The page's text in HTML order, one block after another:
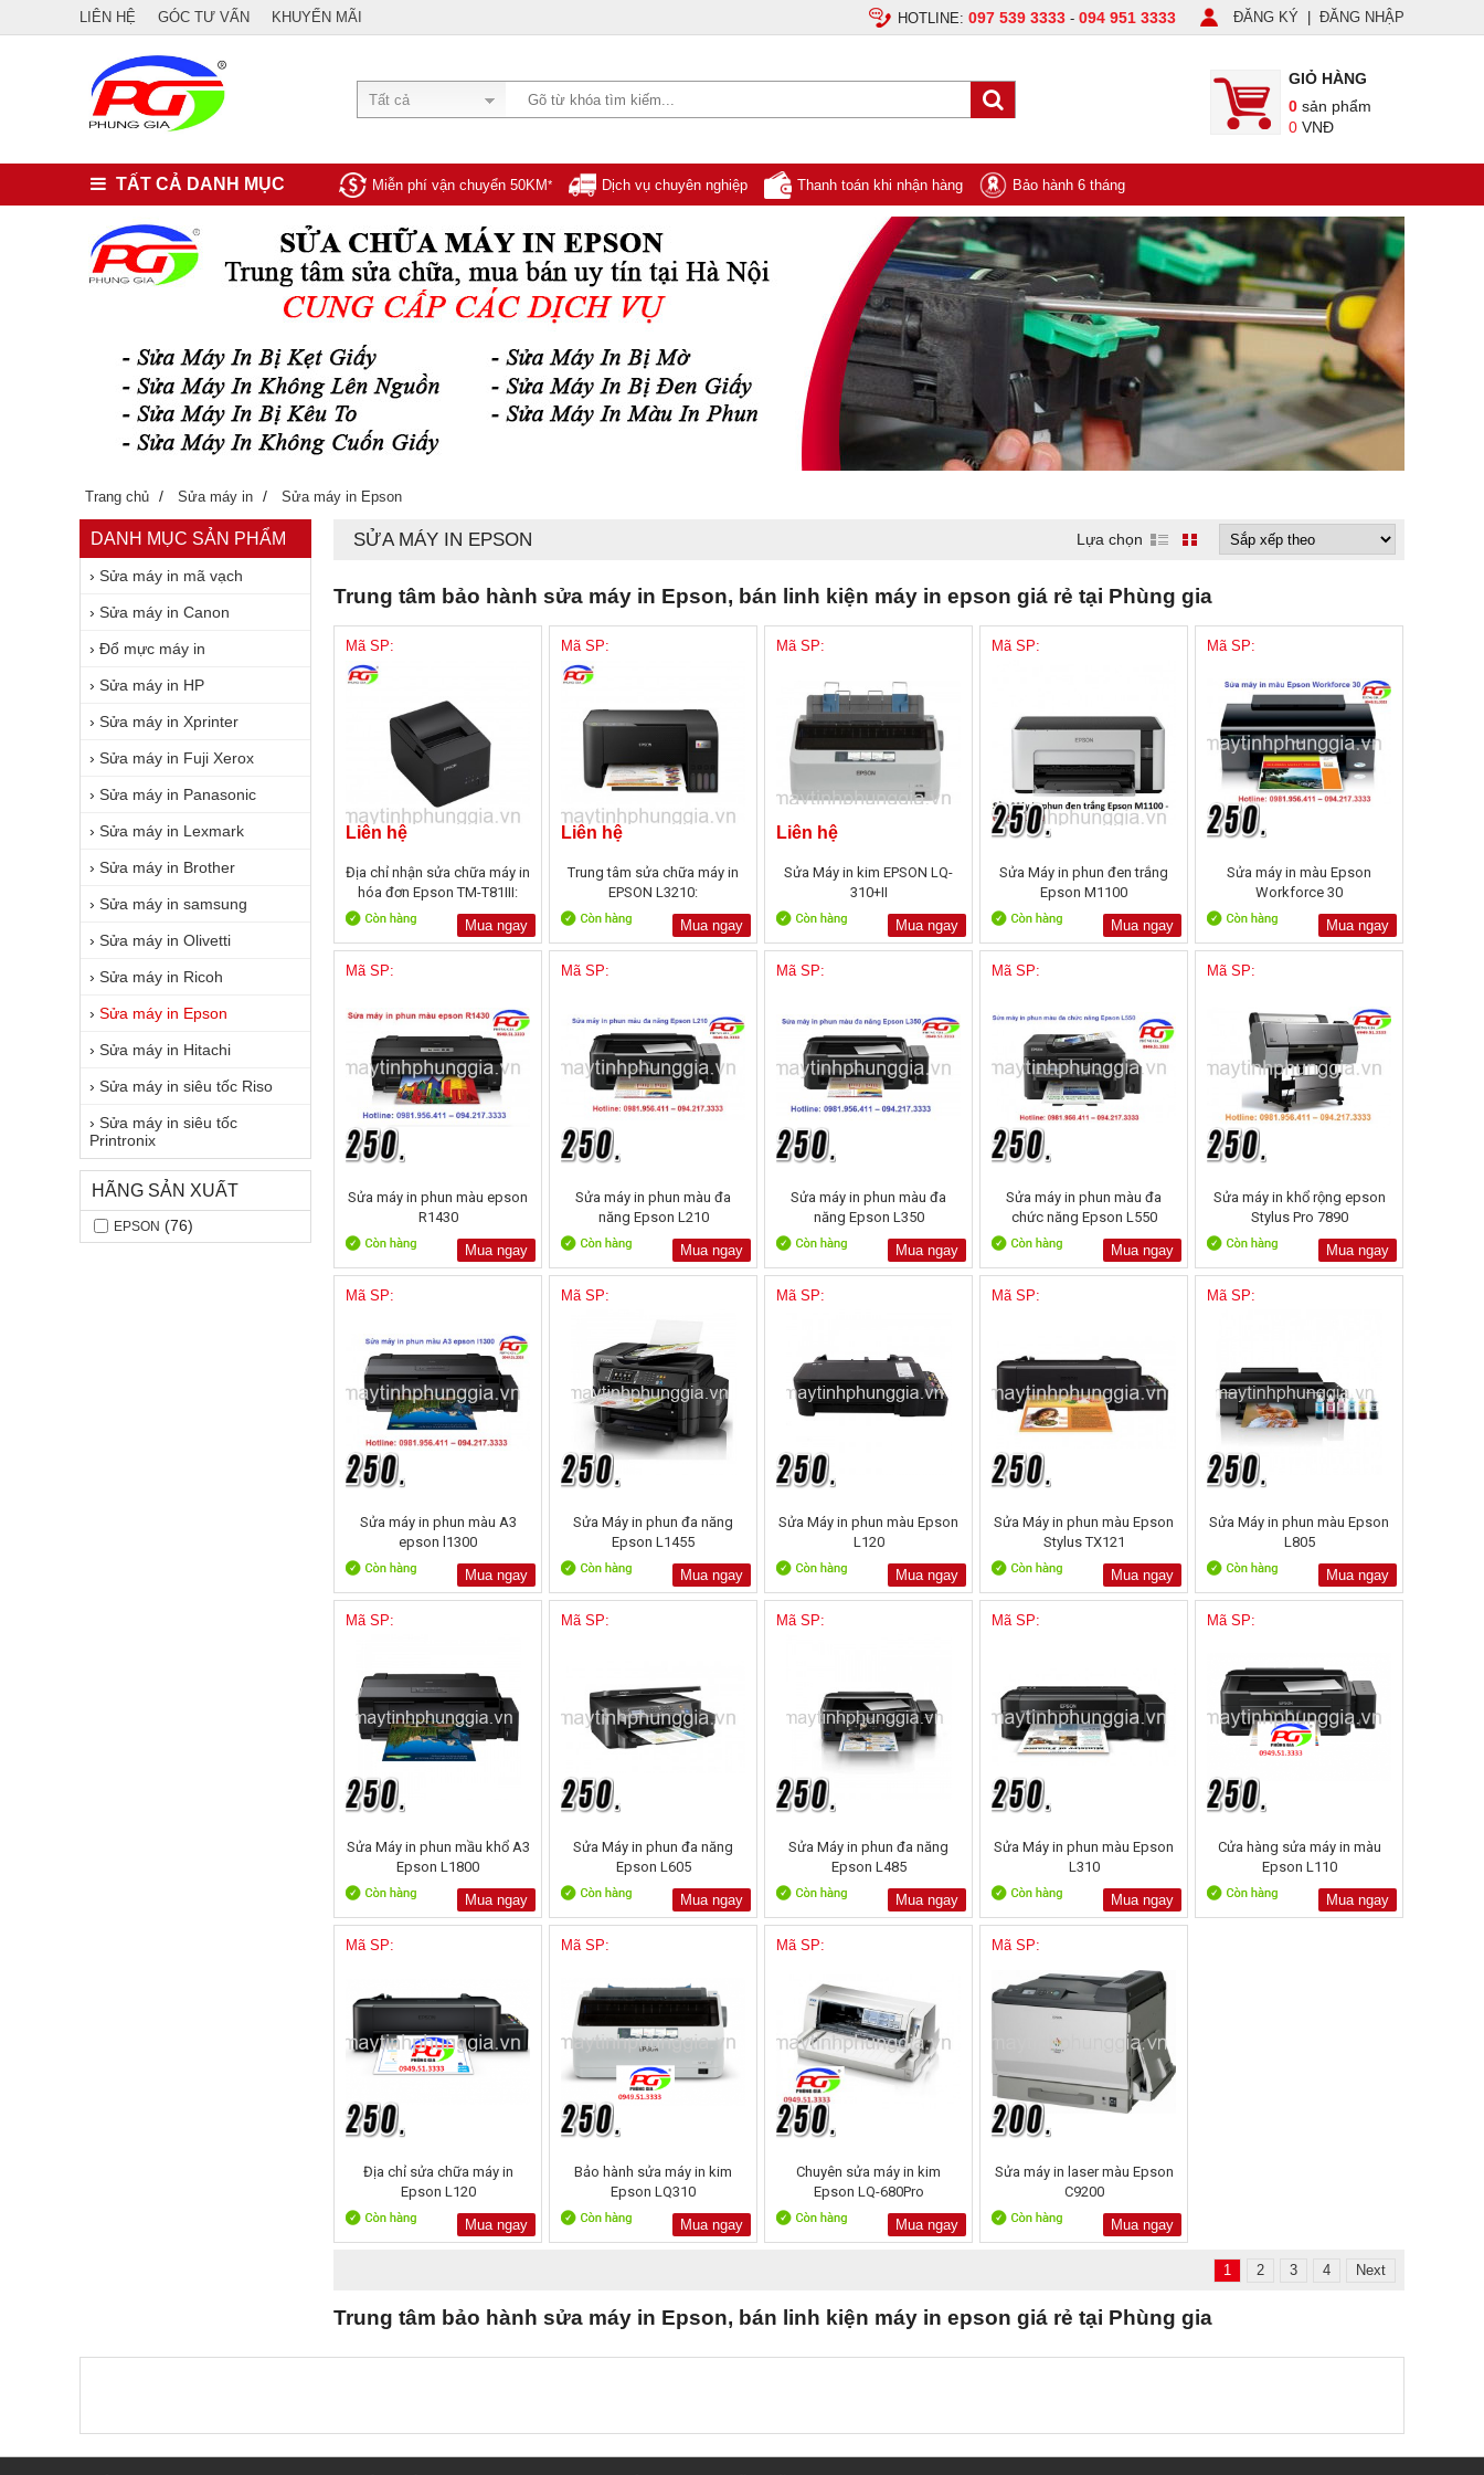
LIÊN HỆ GÓC TƯ VẤN KHUYẾN MÃI HOTLINE: 097 539 3333 - 094 951 3333 ĐĂNG KÝ ĐĂNG NHẬP
Tất cả
GIỎ HÀNG
0 sản phẩm
0 VNĐ
TẤT CẢ DANH MỤC Miễn phí vận chuyển 50KM* Dịch vụ chuyên nghiệp Thanh toán khi nhận hàng Bảo hành 6 tháng
Trang chủ / Sửa máy in / Sửa máy in Epson
DANH MỤC SẢN PHẨM
› Sửa máy in mã vạch
› Sửa máy in Canon
› Đổ mực máy in
› Sửa máy in HP
› Sửa máy in Xprinter
› Sửa máy in Fuji Xerox
› Sửa máy in Panasonic
› Sửa máy in Lexmark
› Sửa máy in Brother
› Sửa máy in samsung
› Sửa máy in Olivetti
› Sửa máy in Ricoh
› Sửa máy in Epson
› Sửa máy in Hitachi
› Sửa máy in siêu tốc Riso
› Sửa máy in siêu tốc
Printronix
HÃNG SẢN XUẤT
EPSON (76)
SỬA MÁY IN EPSON Lựa chọn
Trung tâm bảo hành sửa máy in Epson, bán linh kiện máy in epson giá rẻ tại Phùng gia
Mã SP:
Liên hệ
Địa chỉ nhận sửa chữa máy in
hóa đơn Epson TM-T81III:
Mua ngay
Mã SP:
Liên hệ
Trung tâm sửa chữa máy in
EPSON L3210:
Mua ngay
Mã SP:
Liên hệ
Sửa Máy in kim EPSON LQ-
310+II
Mua ngay
Mã SP:
Sửa Máy in phun đen trắng
Epson M1100
Mua ngay
Mã SP:
Sửa máy in màu Epson
Workforce 30
Mua ngay
Mã SP:
Sửa máy in phun màu epson
R1430
Mua ngay
Mã SP:
Sửa máy in phun màu đa
năng Epson L210
Mua ngay
Mã SP:
Sửa máy in phun màu đa
năng Epson L350
Mua ngay
Mã SP:
Sửa máy in phun màu đa
chức năng Epson L550
Mua ngay
Mã SP:
Sửa máy in khổ rộng epson
Stylus Pro 7890
Mua ngay
Mã SP:
Sửa máy in phun màu A3
epson l1300
Mua ngay
Mã SP:
Sửa Máy in phun đa năng
Epson L1455
Mua ngay
Mã SP:
Sửa Máy in phun màu Epson
L120
Mua ngay
Mã SP:
Sửa Máy in phun màu Epson
Stylus TX121
Mua ngay
Mã SP:
Sửa Máy in phun màu Epson
L805
Mua ngay
Mã SP:
Sửa Máy in phun mầu khổ A3
Epson L1800
Mua ngay
Mã SP:
Sửa Máy in phun đa năng
Epson L605
Mua ngay
Mã SP:
Sửa Máy in phun đa năng
Epson L485
Mua ngay
Mã SP:
Sửa Máy in phun màu Epson
L310
Mua ngay
Mã SP:
Cửa hàng sửa máy in màu
Epson L110
Mua ngay
Mã SP:
Địa chỉ sửa chữa máy in
Epson L120
Mua ngay
Mã SP:
Bảo hành sửa máy in kim
Epson LQ310
Mua ngay
Mã SP:
Chuyên sửa máy in kim
Epson LQ-680Pro
Mua ngay
Mã SP:
Sửa máy in laser màu Epson
C9200
Mua ngay
1 2 3 4 Next
Trung tâm bảo hành sửa máy in Epson, bán linh kiện máy in epson giá rẻ tại Phùng gia